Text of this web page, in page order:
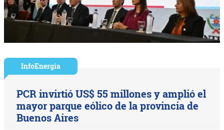
InfoEnergía
PCR invirtió US$ 55 millones y amplió el
mayor parque eólico de la provincia de
Buenos Aires